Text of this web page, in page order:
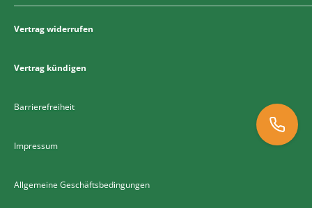
Vertrag widerrufen
Vertrag kündigen
Barrierefreiheit
Impressum
Allgemeine Geschäftsbedingungen
0251 93257500